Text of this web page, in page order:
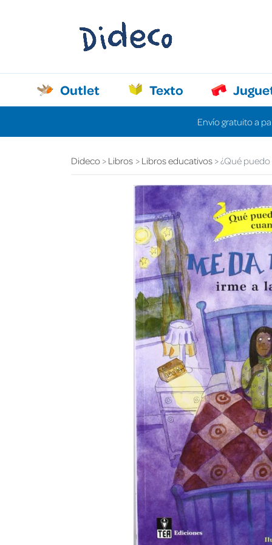
Outlet Texto
Envío gratuito a
Dideco Libros Libros educativos ¿Qué